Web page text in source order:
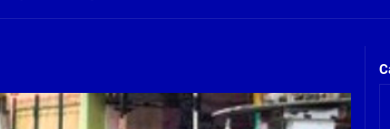
Program Rehab RTLH